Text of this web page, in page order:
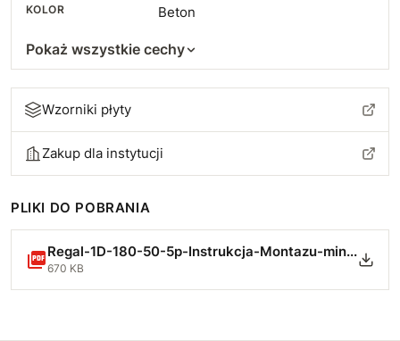
KOLOR Beton
Pokaż wszystkie cechy
Wzorniki płyty
Zakup dla instytucji
PLIKI DO POBRANIA
Regal-1D-180-50-5p-Instrukcja-Montazu-min.pdf
670 KB